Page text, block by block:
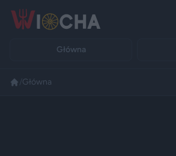
Główna
Główna